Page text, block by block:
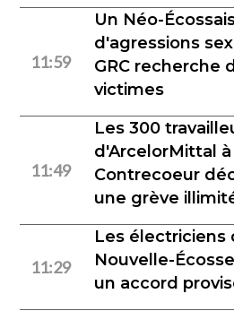
11:59
Un Néo-
d'agressions
GRC recherche
victimes
11:49
Les 300
d'ArcelorMittal à
Contrecoeur
une grève
11:29
Les électriciens
Nouvelle-
un accord